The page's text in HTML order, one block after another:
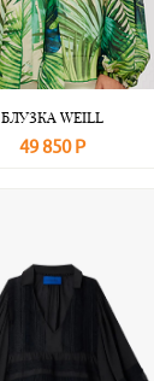
БЛУЗКА WEILL
49 850 Р